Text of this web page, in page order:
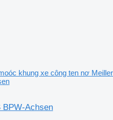
khung xe công ten nơ Meiller
BPW-Achsen